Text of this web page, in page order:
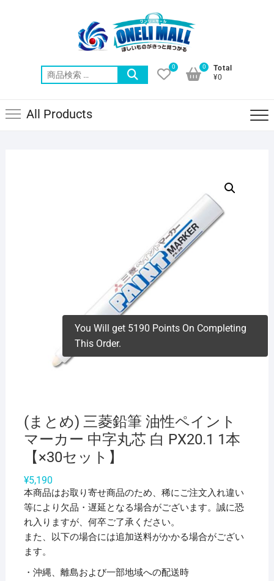
索
0
Total
¥0
0
All Products
(まとめ) 三菱鉛筆 油性ペイント
マーカー 中字丸芯 白 PX20.1 1本
【×30セット】
¥5,190
本商品はお取り寄せ商品のため、稀にご注文入れ違い
等により欠品・遅延となる場合がございます。誠に恐
れ入りますが、何卒ご了承ください。
また、以下の場合には追加送料がかかる場合がござい
ます。
・沖縄、離島および一部地域への配送時
You Will get 5190 Points On Completing
This Order.